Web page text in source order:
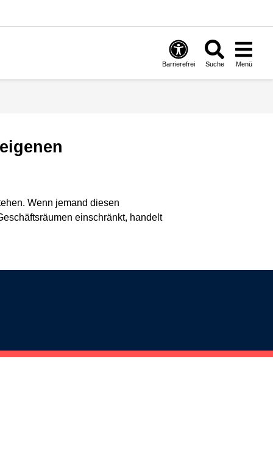
Barrierefrei Suche Menü
Wenn jemand diesen
einschränkt, handelt